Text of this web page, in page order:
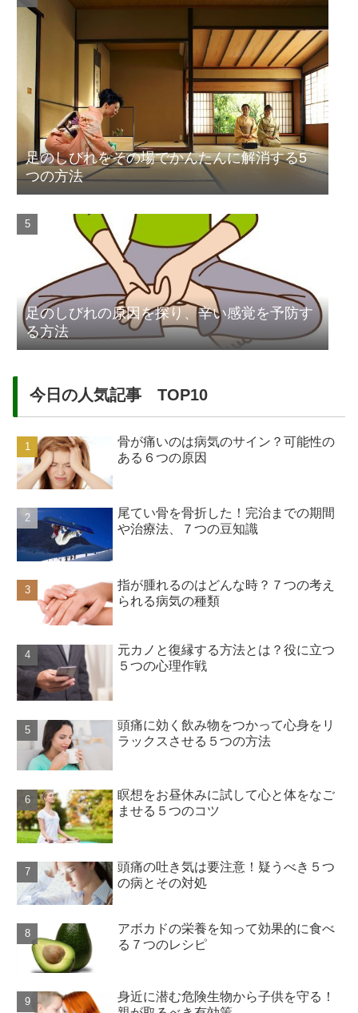
足のしびれをその場でかんたんに解消する5
つの方法
足のしびれの原因を探り、辛い感覚を予防す
る方法
今日の人気記事 TOP10
骨が痛いのは病気のサイン？可能性の
ある６つの原因
尾てい骨を骨折した！完治までの期間
や治療法、７つの豆知識
指が腫れるのはどんな時？７つの考え
られる病気の種類
元カノと復縁する方法とは？役に立つ
５つの心理作戦
頭痛に効く飲み物をつかって心身をリ
ラックスさせる５つの方法
瞑想をお昼休みに試して心と体をなご
ませる５つのコツ
頭痛の吐き気は要注意！疑うべき５つ
の病とその対処
アボカドの栄養を知って効果的に食べ
る７つのレシピ
身近に潜む危険生物から子供を守る！